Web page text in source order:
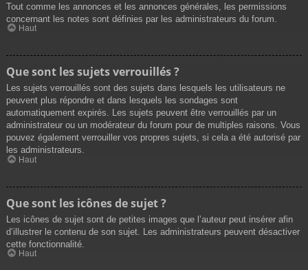
Tout comme les annonces et les annonces générales, les permissions
concernant les notes sont définies par les administrateurs du forum.
Haut
Que sont les sujets verrouillés ?
Les sujets verrouillés sont des sujets dans lesquels les utilisateurs ne
peuvent plus répondre et dans lesquels les sondages sont
automatiquement expirés. Les sujets peuvent être verrouillés par un
administrateur ou un modérateur du forum pour de multiples raisons. Vous
pouvez également verrouiller vos propres sujets, si cela a été autorisé par
les administrateurs.
Haut
Que sont les icônes de sujet ?
Les icônes de sujet sont de petites images que l’auteur peut insérer afin
d’illustrer le contenu de son sujet. Les administrateurs peuvent désactiver
cette fonctionnalité.
Haut